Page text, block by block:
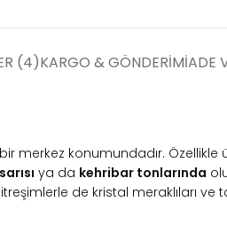
(4)KARGO & GÖNDERIMİADE
merkez konumundadır. Özellikle
ya da kehribar tonlarında
de kristal meraklıları